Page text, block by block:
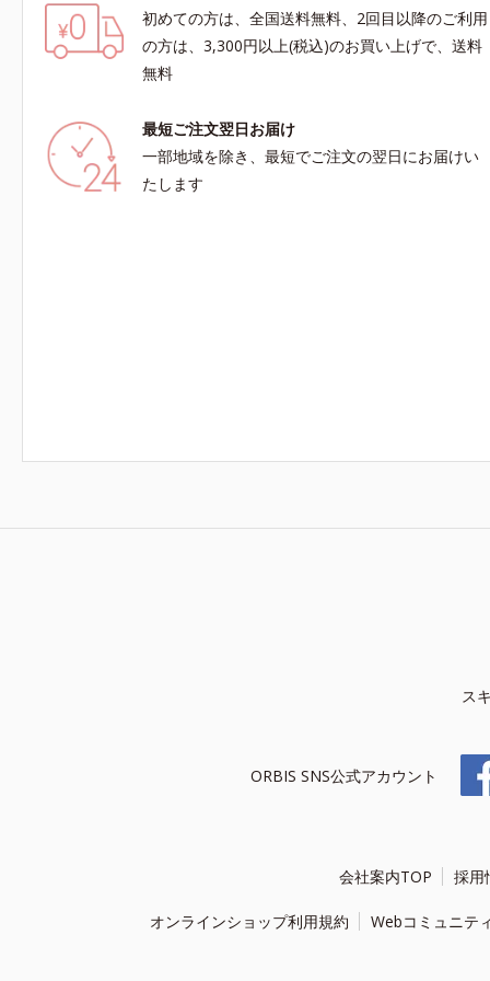
初めての方は、全国送料無料、2回目以降のご利用
の方は、3,300円以上(税込)のお買い上げで、送料
無料
最短ご注文翌日お届け
一部地域を除き、最短でご注文の翌日にお届けい
たします
ス
ORBIS SNS公式アカウント
会社案内TOP 採用
オンラインショップ利用規約 Webコミュニテ